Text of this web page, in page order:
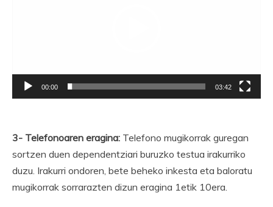
00:00 03:42
3- Telefonoaren eragina: Telefono mugikorrak guregan
sortzen duen dependentziari buruzko testua irakurriko
duzu. Irakurri ondoren, bete beheko inkesta eta baloratu
mugikorrak sorrarazten dizun eragina 1etik 10era.